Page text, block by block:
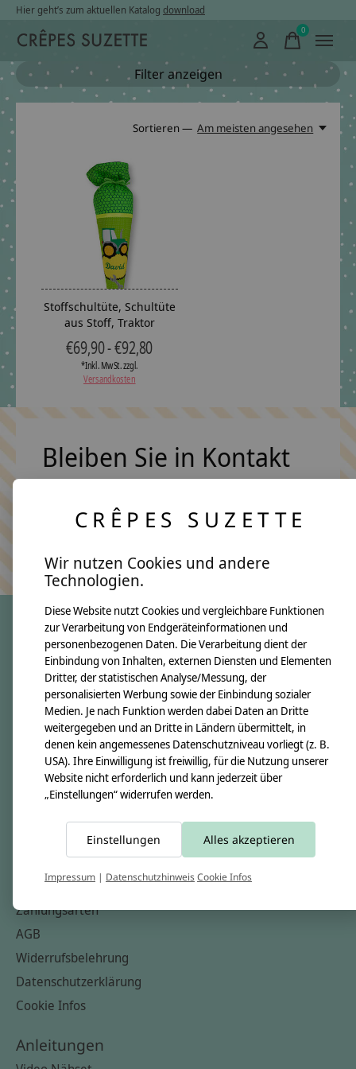
Hier geht’s zum aktuellen Katalog download
0items
Filter anzeigen
Sortieren — Am meisten angesehen
Stoffschultüte, Schultüte
aus Stoff, Traktor
€69,90 - €92,80
*Inkl. MwSt. zzgl.
Versandkosten
Bleiben Sie in Kontakt
crêpes suzette
Über uns
Unsere Creppies
Nähkästchen
Unsere Stoffe
Impressum
Versandkosten & Rücksendungen
Zahlungsarten
AGB
Widerrufsbelehrung
Datenschutzerklärung
Cookie Infos
Anleitungen
CRÊPES SUZETTE
Wir nutzen Cookies und andere
Technologien.
Diese Website nutzt Cookies und vergleichbare Funktionen
zur Verarbeitung von Endgeräteinformationen und
personenbezogenen Daten. Die Verarbeitung dient der
Einbindung von Inhalten, externen Diensten und Elementen
Dritter, der statistischen Analyse/Messung, der
personalisierten Werbung sowie der Einbindung sozialer
Medien. Je nach Funktion werden dabei Daten an Dritte
weitergegeben und an Dritte in Ländern übermittelt, in
denen kein angemessenes Datenschutzniveau vorliegt (z. B.
USA). Ihre Einwilligung ist freiwillig, für die Nutzung unserer
Website nicht erforderlich und kann jederzeit über
„Einstellungen“ widerrufen werden.
Einstellungen Alles akzeptieren
Impressum | DatenschutzhinweisCookie Infos